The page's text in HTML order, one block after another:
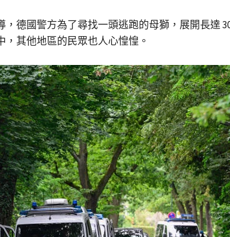
，德國警方為了尋找一頭逃跑的母獅，展開長達
，其他地區的民眾也人心惶惶。